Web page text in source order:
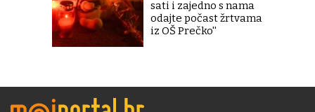
sati i zajedno s nama
odajte počast žrtvama
iz OŠ Prečko''